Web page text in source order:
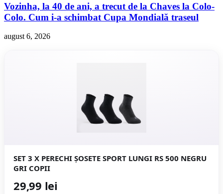
Vozinha, la 40 de ani, a trecut de la Chaves la Colo-
Colo. Cum i-a schimbat Cupa Mondială traseul
august 6, 2026
SET 3 X PERECHI ȘOSETE SPORT LUNGI RS 500 NEGRU
GRI COPII
29,99 lei